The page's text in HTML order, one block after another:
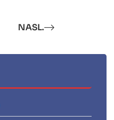
NASL.